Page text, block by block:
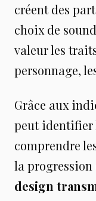
créent des
choix de
valeur les
personnage,
Grâce aux
peut identifier
comprendre
la progression
design